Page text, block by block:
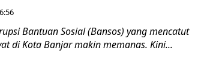
Bantuan Sosial (Bansos) yang mencatut
di Kota Banjar makin memanas. Kini...